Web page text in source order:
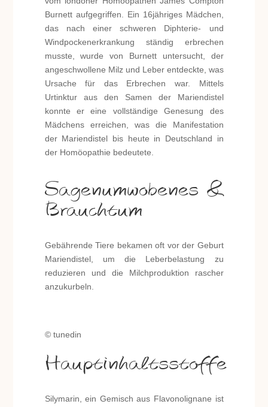
Burnett aufgegriffen. Ein 16jähriges Mädchen,
das nach einer schweren Diphterie- und
Windpockenerkrankung ständig erbrechen
musste, wurde von Burnett untersucht, der
angeschwollene Milz und Leber entdeckte, was
Ursache für das Erbrechen war. Mittels
Urtinktur aus den Samen der Mariendistel
konnte er eine vollständige Genesung des
Mädchens erreichen, was die Manifestation
der Mariendistel bis heute in Deutschland in
der Homöopathie bedeutete.
Sagenumwobenes &
Brauchtum
Gebährende Tiere bekamen oft vor der Geburt
Mariendistel, um die Leberbelastung zu
reduzieren und die Milchproduktion rascher
anzukurbeln.
© tunedin
Hauptinhaltsstoffe
Silymarin, ein Gemisch aus Flavonolignane ist